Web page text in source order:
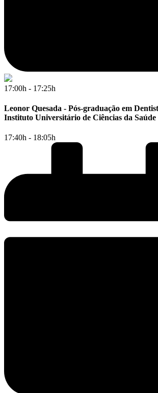
17:00h - 17:25h
Leonor Quesada - Pós-graduação em
Instituto Universitário de Ciências da
17:40h - 18:05h